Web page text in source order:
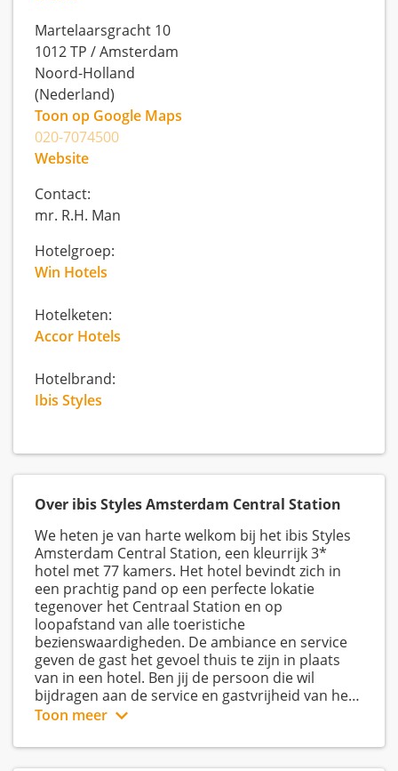
Martelaarsgracht 10
1012 TP /Amsterdam
Noord-Holland
(Nederland)
Toon op Google Maps
020-7074500
Website
Contact:
mr. R.H. Man
Hotelgroep:
Win Hotels
Hotelketen:
Accor Hotels
Hotelbrand:
Ibis Styles
Over ibis Styles Amsterdam Central Station
We heten je van harte welkom bij het ibis Styles
Amsterdam Central Station, een kleurrijk 3*
hotel met 77 kamers. Het hotel bevindt zich in
een prachtig pand op een perfecte lokatie
tegenover het Centraal Station en op
loopafstand van alle toeristiche
bezienswaardigheden. De ambiance en service
geven de gast het gevoel thuis te zijn in plaats
van in een hotel. Ben jij de persoon die wil
bijdragen aan de service en gastvrijheid van het
ibis Styles Amsterdam Central Station? We
Toon meer